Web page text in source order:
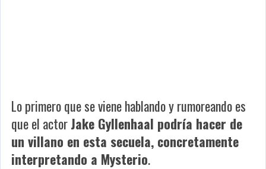
Lo primero que se viene hablando y rumoreando es
que el actorJake Gyllenhaal podría hacer de
un villano en esta secuela, concretamente
interpretando a Mysterio.